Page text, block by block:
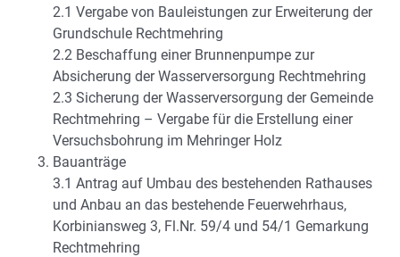
2.1 Vergabe von Bauleistungen zur Erweiterung der
Grundschule Rechtmehring
2.2 Beschaffung einer Brunnenpumpe zur
Absicherung der Wasserversorgung Rechtmehring
2.3 Sicherung der Wasserversorgung der Gemeinde
Rechtmehring – Vergabe für die Erstellung einer
Versuchsbohrung im Mehringer Holz
Bauanträge
3.1 Antrag auf Umbau des bestehenden Rathauses
und Anbau an das bestehende Feuerwehrhaus,
Korbiniansweg 3, Fl.Nr. 59/4 und 54/1 Gemarkung
Rechtmehring